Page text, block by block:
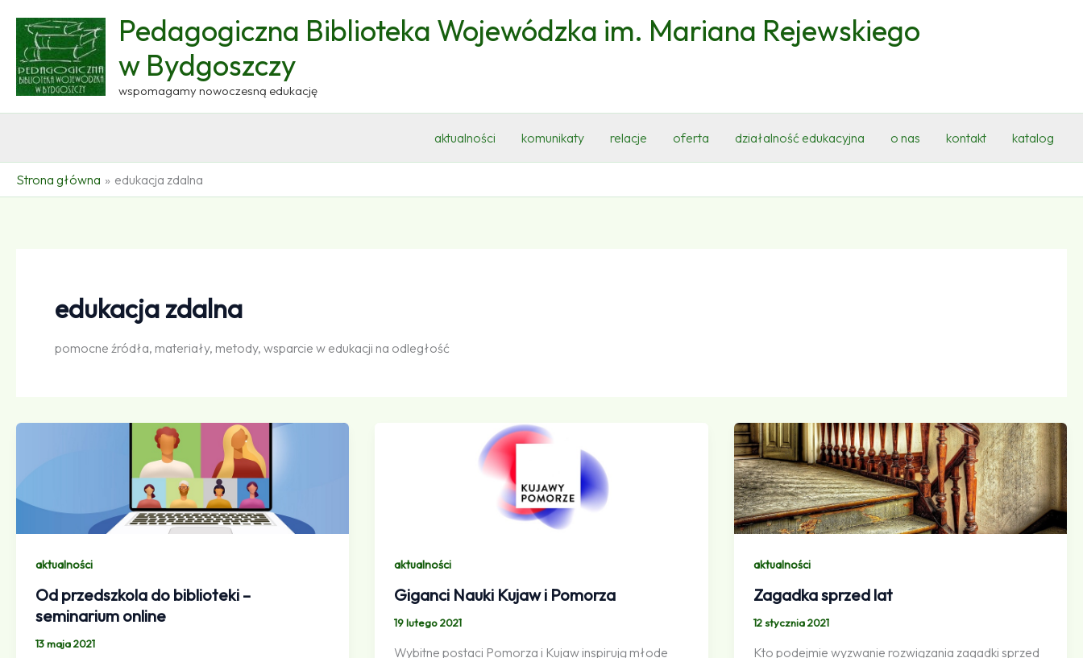
treści
Pedagogiczna Biblioteka Wojewódzka im. Mariana Rejewskiego
w Bydgoszczy
wspomagamy nowoczesną edukację
aktualności komunikaty relacje oferta działalność edukacyjna o nas kontakt katalog
Strona główna edukacja zdalna
edukacja zdalna
pomocne źródła, materiały, metody, wsparcie w edukacji na odległość
aktualności
Od przedszkola do biblioteki –
seminarium online
13 maja 2021
aktualności
Giganci Nauki Kujaw i Pomorza
19 lutego 2021
Wybitne postaci Pomorza i Kujaw inspirują młode
aktualności
Zagadka sprzed lat
12 stycznia 2021
Kto podejmie wyzwanie rozwiązania zagadki sprzed